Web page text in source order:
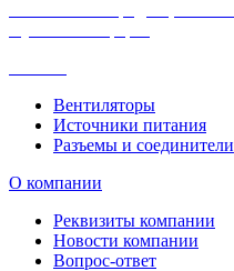
Вентиляторы
Источники питания
Разъемы и соединители
О компании
Реквизиты компании
Новости компании
Вопрос-ответ